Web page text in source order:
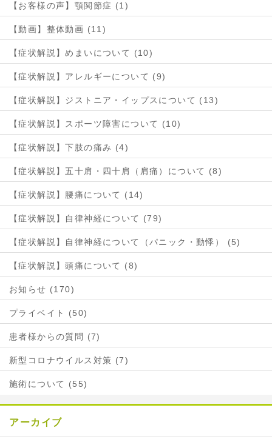
【お客様の声】顎関節症 (1)
【動画】整体動画 (11)
【症状解説】めまいについて (10)
【症状解説】アレルギーについて (9)
【症状解説】ジストニア・イップスについて (13)
【症状解説】スポーツ障害について (10)
【症状解説】下肢の痛み (4)
【症状解説】五十肩・四十肩（肩痛）について (8)
【症状解説】腰痛について (14)
【症状解説】自律神経について (79)
【症状解説】自律神経について（パニック・動悸） (5)
【症状解説】頭痛について (8)
お知らせ (170)
プライベイト (50)
患者様からの質問 (7)
新型コロナウイルス対策 (7)
施術について (55)
アーカイブ